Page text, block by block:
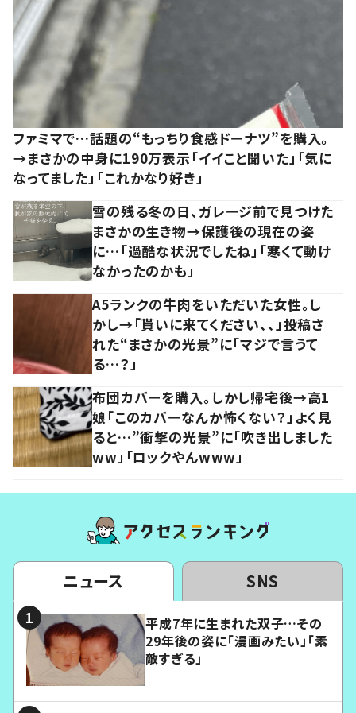
ファミマで…話題の“もっちり食感ドーナツ”を購入。
→まさかの中身に190万表示「イイこと聞いた」「気に
なってました」「これかなり好き」
雪の残る冬の日、ガレージ前で見つけた
まさかの生き物→保護後の現在の姿
に…「過酷な状況でしたね」「寒くて動け
なかったのかも」
A5ランクの牛肉をいただいた女性。し
かし→「貰いに来てください、、」投稿さ
れた“まさかの光景”に「マジで言うて
る…？」
布団カバーを購入。しかし帰宅後→高1
娘「このカバーなんか怖くない？」よく見
ると…”衝撃の光景”に「吹き出しました
ww」「ロックやんwww」
ニュース SNS
平成7年に生まれた双子…その
29年後の姿に「漫画みたい」「素
敵すぎる」